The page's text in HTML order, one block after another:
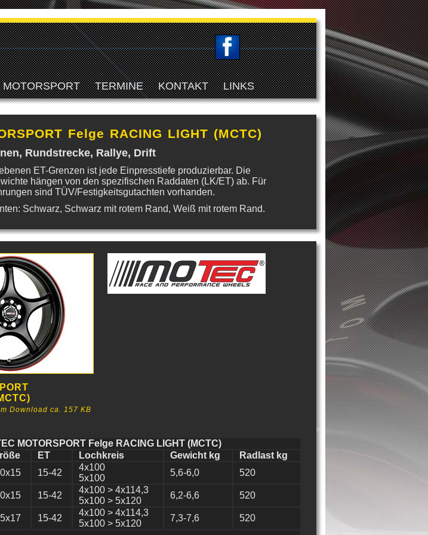
MOTORSPORT TERMINE KONTAKT LINKS
Felge RACING LIGHT (MCTC)
Rundstrecke, Rallye, Drift
ET-Grenzen ist jede Einpresstiefe produzierbar. Die
hängen von den spezifischen Raddaten (LK/ET) ab. Für
sind TÜV/Festigkeitsgutachten vorhanden.
Schwarz, Schwarz mit rotem Rand, Weiß mit rotem Rand.
Download ca. 157 KB
MOTORSPORT Felge RACING LIGHT (MCTC)
ET Lochkreis Gewicht kg Radlast kg
15-42
4x100
5x100
5,6-6,0 520
15-42
4x100 > 4x114,3
5x100 > 5x120
6,2-6,6 520
15-42
4x100 > 4x114,3
5x100 > 5x120
7,3-7,6 520